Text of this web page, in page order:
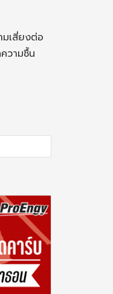
มเสี่ยงต่อ
วามชื้น